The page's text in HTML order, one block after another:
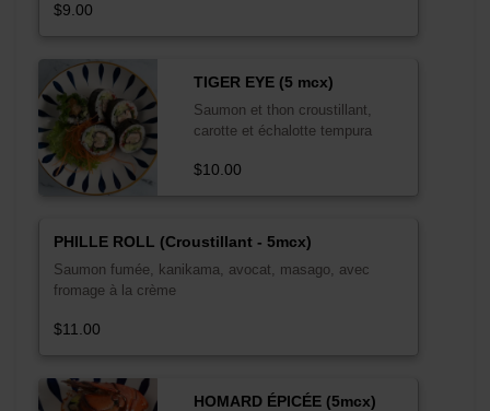
$9.00
TIGER EYE (5 mcx)
Saumon et thon croustillant,
carotte et échalotte tempura
$10.00
PHILLE ROLL (Croustillant - 5mcx)
Saumon fumée, kanikama, avocat, masago, avec
fromage à la crème
$11.00
HOMARD ÉPICÉE (5mcx)